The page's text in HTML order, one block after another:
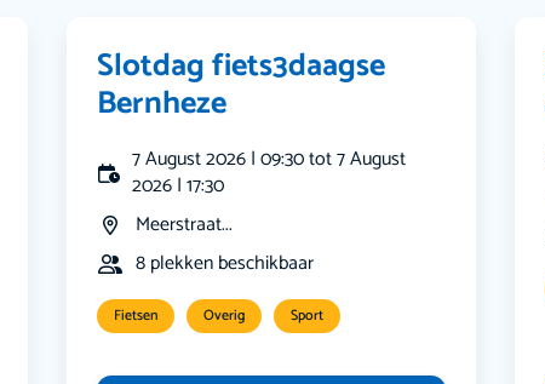
Slotdag fiets3daagse
Bernheze
7 August 2026 | 09:30 tot 7 August
2026 | 17:30
Meerstraat...
8 plekken beschikbaar
Fietsen Overig Sport